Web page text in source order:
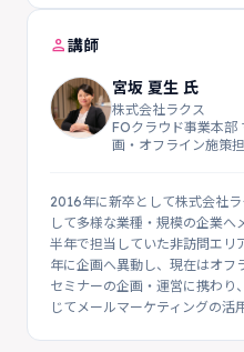
person講師
宮坂 夏生 氏
株式会社ラクス
FOクラウド事業本部
画・オフライン施策
2016年に新卒として株式会社
して多様な業種・規模の企業
半年で担当していた非訪問エリ
年に企画へ異動し、現在はオフ
セミナーの企画・運営に携わ
じてメールマーケティングの活